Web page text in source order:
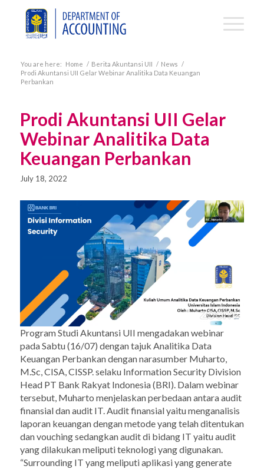
You are here: Home / Berita Akuntansi UII / News /
Prodi Akuntansi UII Gelar Webinar Analitika Data Keuangan
Perbankan
Prodi Akuntansi UII Gelar
Webinar Analitika Data
Keuangan Perbankan
July 18, 2022
Program Studi Akuntansi UII mengadakan webinar
pada Sabtu (16/07) dengan tajuk Analitika Data
Keuangan Perbankan dengan narasumber Muharto,
M.Sc, CISA, CISSP. selaku Information Security Division
Head PT Bank Rakyat Indonesia (BRI). Dalam webinar
tersebut, Muharto menjelaskan perbedaan antara audit
finansial dan audit IT. Audit finansial yaitu menganalisis
laporan keuangan dengan metode yang telah ditentukan
danvouchingsedangkan audit di bidang IT yaitu audit
yang dilakukan meliputi teknologi yang digunakan.
“SurroundingIT yang meliputi aplikasi yanggenerate